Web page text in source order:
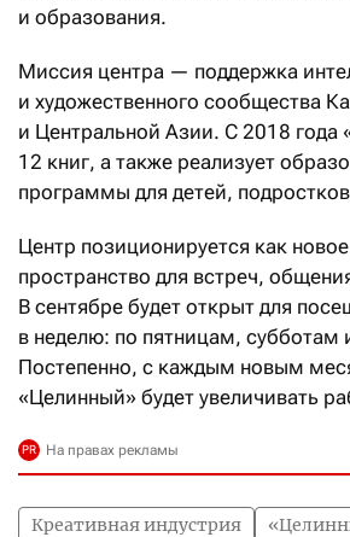
и образования.
Миссия центра — поддержка
и художественного сообщества
и Центральной Азии. С 2018 года
12 книг, а также реализует
программы для детей,
Центр позиционируется как
пространство для встреч,
В сентябре будет открыт для
в неделю: по пятницам, субботам
Постепенно, с каждым новым
«Целинный» будет увеличивать
Креативная индустрия